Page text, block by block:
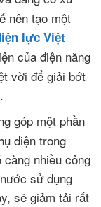
nên tạo một
lực Việt
của điện năng
vời để giải bớt
góp một phần
điện trong
nhiều công
sử dụng
sẽ giảm tải rất